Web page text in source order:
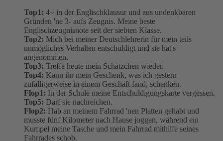
Top1: 4+ in der Englischklausur und aus undenkbaren
Gründen 'ne 3- aufs Zeugnis. Meine beste
Englischzeugnisnote seit der siebten Klasse.
Top2: Mich bei meiner Deutschlehrerin für mein teils
unmögliches Verhalten entschuldigt und sie hat's
angenommen.
Top3: Treffe heute mein Schätzchen wieder.
Top4: Kann ihr mein Geschenk, was ich gestern
zufälligerweise in einem Geschäft fand, schenken.
Flop1: In der Schule meine Entschuldigungskarte vergessen.
Top5: Darf sie nachreichen.
Flop2: Hab an meinem Fahrrad 'nen Platten gehabt und
musste fünf Kilometer nach Hause joggen, während ein
Kumpel meine Tasche und mein Fahrrad mithilfe seines
Fahrrades schob.